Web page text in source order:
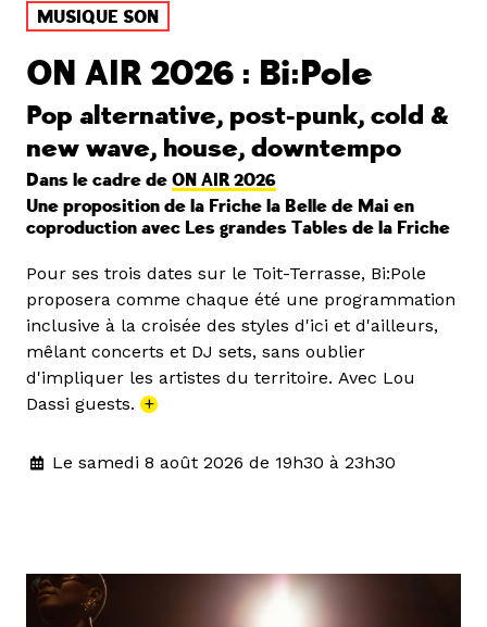
MUSIQUE SON
ON AIR 2026 : Bi:Pole
Pop alternative, post-punk, cold &
new wave, house, downtempo
Dans le cadre de ON AIR 2026
Une proposition de la Friche la Belle de Mai en
coproduction avec Les grandes Tables de la Friche
Pour ses trois dates sur le Toit-Terrasse, Bi:Pole
proposera comme chaque été une programmation
inclusive à la croisée des styles d'ici et d'ailleurs,
mêlant concerts et DJ sets, sans oublier
d'impliquer les artistes du territoire. Avec Lou
Dassi guests. +
Le samedi 8 août 2026 de 19h30 à 23h30